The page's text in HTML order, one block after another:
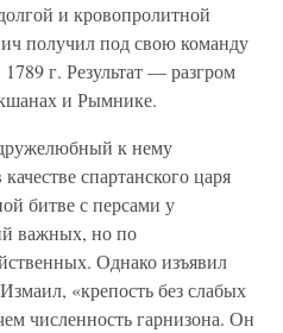
и кровопролитной
получил под свою команду
г. Результат — разгром
и Рымнике.
к нему
спартанского царя
битве с персами у
важных, но по
Однако изъявил
«крепость без слабых
численность гарнизона. Он